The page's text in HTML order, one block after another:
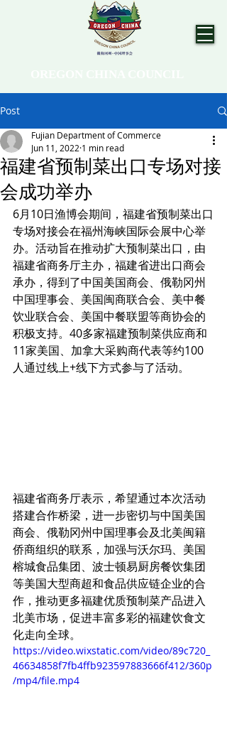
Post
福建省预制菜出口专场对接
会成功举办
Fujian Department of Commerce
Jun 11, 2022 1 min read
6月10日渔博会期间，福建省预制菜出口
专场对接会在福州海峡国际会展中心举
办。活动旨在推动扩大预制菜出口，由
福建省商务厅主办，福建省进出口商会
承办，得到了中国美国商会、俄勒冈州
中国理事会、美国闽商联合会、美中餐
饮业联合会、美国中餐联盟等商协会的
积极支持。40多家福建预制菜供应商和
11家美国、加拿大采购商代表等约100
人通过线上+线下方式参与了活动。
福建省商务厅表示，希望通过本次活动
搭建合作桥梁，进一步密切与中国美国
商会、俄勒冈州中国理事会及北美闽籍
侨商组织的联系，加强与沃尔玛、美国
榕城食品集团、波士顿易厨房餐饮集团
等美国大型商超和食品供应链企业的合
作，推动更多福建优质预制菜产品进入
北美市场，促进丰富多彩的福建饮食文
化走向全球。
https://video.wixstatic.com/video/89c720_
46634858f7fb4ffb923597883666f412/360p
/mp4/file.mp4